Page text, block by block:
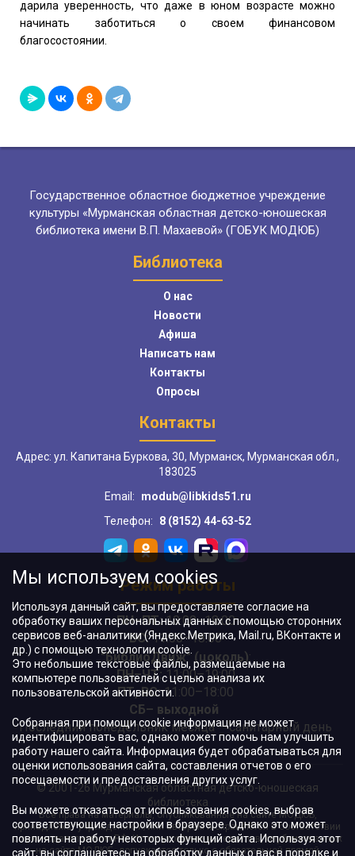
дарила уверенность, что даже в юном возрасте можно
начинать заботиться о своем финансовом
благосостоянии.
Государственное областное бюджетное учреждение
культуры «Мурманская областная детско-юношеская
библиотека имени В.П. Махаевой» (ГОБУК МОДЮБ)
Библиотека
О нас
Новости
Афиша
Написать нам
Контакты
Опросы
Контакты
Адрес: ул. Капитана Буркова, 30, Мурманск, Мурманская обл.,
183025
Email:
modub@libkids51.ru
Телефон:
8 (8152) 44-63-52
Режим работы
ПН–ПТ:10:00–18:00
ВС:11:00–18:00
"БиблиоДвиж" (цоколь):
ПН–ЧТ:11:00–19:00
ПТ, ВС:11:00–18:00
СБ– выходной
Последний понедельник месяца – санитарный день
© 2001-26 Мурманская областная детско-юношеская
библиотека
Все права на материалы, опубликованные на сайте МОДЮБ,
принадлежат учреждению и/или авторам и охраняются в соответствии
с законодательством РФ. Использование материалов, опубликованных
на сайте МОДЮБ, допускается только с обязательной прямой
Мы используем cookies
Используя данный сайт, вы предоставляете согласие на
обработку ваших персональных данных с помощью сторонних
сервисов веб-аналитики (Яндекс.Метрика, Mail.ru, ВКонтакте и
др.) с помощью технологии cookie.
Это небольшие текстовые файлы, размещаемые на
компьютере пользователей с целью анализа их
пользовательской активности.
Собранная при помощи cookie информация не может
идентифицировать вас, однако может помочь нам улучшить
работу нашего сайта. Информация будет обрабатываться для
оценки использования сайта, составления отчетов о его
посещаемости и предоставления других услуг.
Вы можете отказаться от использования cookies, выбрав
соответствующие настройки в браузере. Однако это может
повлиять на работу некоторых функций сайта. Используя этот
сайт, вы соглашаетесь на обработку данных о вас в порядке и